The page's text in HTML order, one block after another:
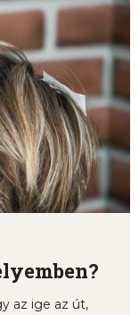
az ige az út,